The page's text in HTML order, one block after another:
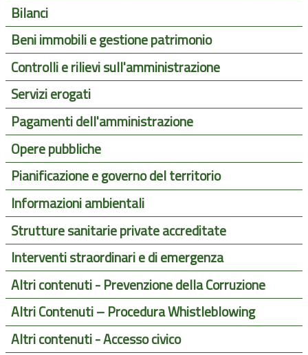
Bilanci
Beni immobili e gestione patrimonio
Controlli e rilievi sull'amministrazione
Servizi erogati
Pagamenti dell'amministrazione
Opere pubbliche
Pianificazione e governo del territorio
Informazioni ambientali
Strutture sanitarie private accreditate
Interventi straordinari e di emergenza
Altri contenuti - Prevenzione della Corruzione
Altri Contenuti – Procedura Whistleblowing
Altri contenuti - Accesso civico